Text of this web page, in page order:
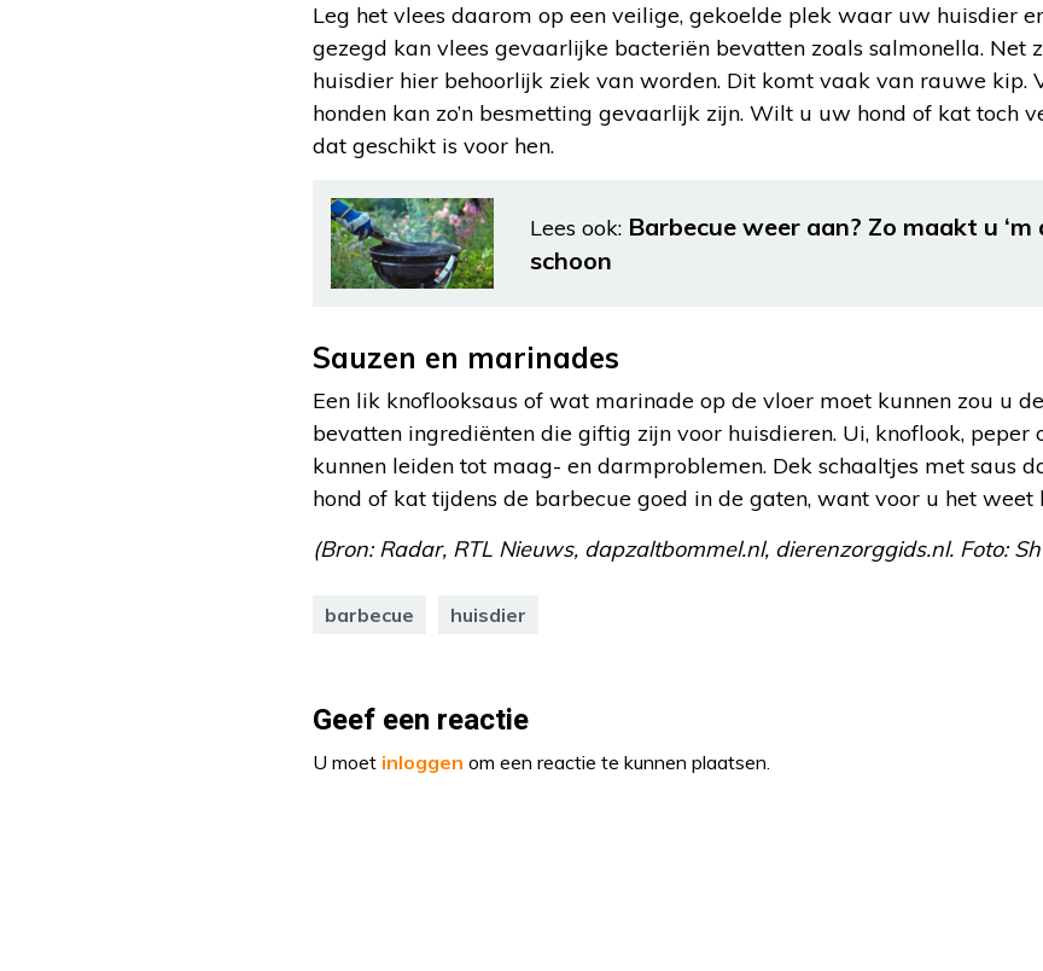
Leg het vlees daarom op een veilige, gekoelde plek waar uw huisdier
gezegd kan vlees gevaarlijke bacteriën bevatten zoals salmonella. Net
huisdier hier behoorlijk ziek van worden. Dit komt vaak van rauwe kip.
honden kan zo’n besmetting gevaarlijk zijn. Wilt u uw hond of kat toch
dat geschikt is voor hen.
Lees ook: Barbecue weer aan? Zo maakt u
schoon
Sauzen en marinades
Een lik knoflooksaus of wat marinade op de vloer moet kunnen zou u
bevatten ingrediënten die giftig zijn voor huisdieren. Ui, knoflook, peper
kunnen leiden tot maag- en darmproblemen. Dek schaaltjes met saus
hond of kat tijdens de barbecue goed in de gaten, want voor u het weet
(Bron: Radar, RTL Nieuws, dapzaltbommel.nl, dierenzorggids.nl. Foto:
barbecue huisdier
Geef een reactie
U moet inloggen om een reactie te kunnen plaatsen.